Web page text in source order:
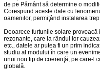
de pe Pământ să determine o
Corespund aceste date cu
oamenilor, permiţând instalarea
Deoarece furtunile solare
rezonante, care la rândul lor
etc., datele ar putea fi un prim
studiu al modului în care un
unui nou tip de coerenţă, pe care-l
globală.